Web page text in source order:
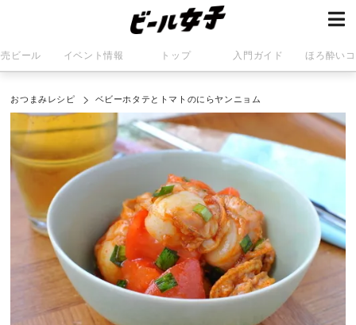
ビール イベント情報 トップ 入門ガイド ほろ酔い
おつまみレシピ ベビーホタテとトマトのにらヤンニョム